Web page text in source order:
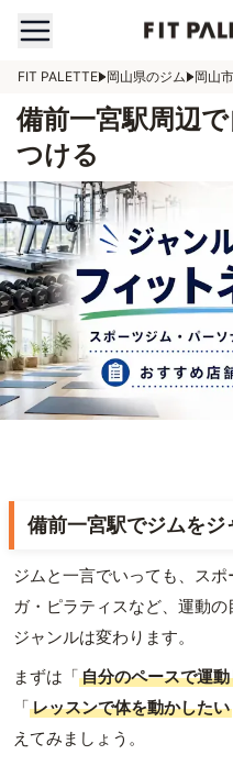
FIT PALETTE 岡山県のジム 岡山
備前一宮駅周辺
つける
備前一宮駅でジムをジ
ジムと一言でいっても、ス
ガ・ピラティスなど、運動
ジャンルは変わります。
まずは「自分のペースで運
「レッスンで体を動かしたい
えてみましょう。